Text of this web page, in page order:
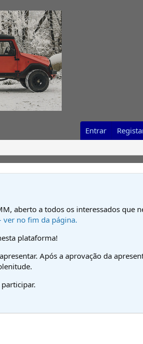
Entrar
aberto a todos os interessados que
ver no fim da página.
plataforma!
Após a aprovação da